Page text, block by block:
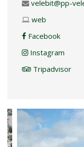
velebit@pp-
web
Facebook
Instagram
Tripadvisor